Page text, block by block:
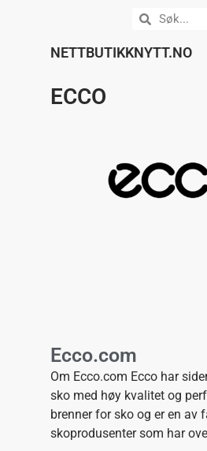
NETTBUTIKKNYTT.NO
ECCO
Ecco.com
Om Ecco.com Ecco har
sko med høy kvalitet og
brenner for sko og er en av
skoprodusenter som har